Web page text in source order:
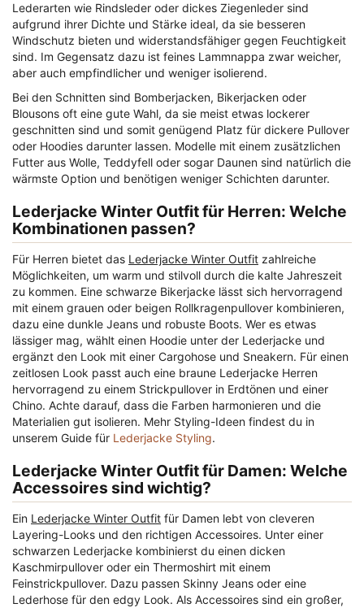
Lederarten wie Rindsleder oder dickes Ziegenleder sind
aufgrund ihrer Dichte und Stärke ideal, da sie besseren
Windschutz bieten und widerstandsfähiger gegen Feuchtigkeit
sind. Im Gegensatz dazu ist feines Lammnappa zwar weicher,
aber auch empfindlicher und weniger isolierend.
Bei den Schnitten sind Bomberjacken, Bikerjacken oder
Blousons oft eine gute Wahl, da sie meist etwas lockerer
geschnitten sind und somit genügend Platz für dickere Pullover
oder Hoodies darunter lassen. Modelle mit einem zusätzlichen
Futter aus Wolle, Teddyfell oder sogar Daunen sind natürlich die
wärmste Option und benötigen weniger Schichten darunter.
Lederjacke Winter Outfit für Herren: Welche
Kombinationen passen?
Für Herren bietet das Lederjacke Winter Outfit zahlreiche
Möglichkeiten, um warm und stilvoll durch die kalte Jahreszeit
zu kommen. Eine schwarze Bikerjacke lässt sich hervorragend
mit einem grauen oder beigen Rollkragenpullover kombinieren,
dazu eine dunkle Jeans und robuste Boots. Wer es etwas
lässiger mag, wählt einen Hoodie unter der Lederjacke und
ergänzt den Look mit einer Cargohose und Sneakern. Für einen
zeitlosen Look passt auch eine braune Lederjacke Herren
hervorragend zu einem Strickpullover in Erdtönen und einer
Chino. Achte darauf, dass die Farben harmonieren und die
Materialien gut isolieren. Mehr Styling-Ideen findest du in
unserem Guide für Lederjacke Styling.
Lederjacke Winter Outfit für Damen: Welche
Accessoires sind wichtig?
Ein Lederjacke Winter Outfit für Damen lebt von cleveren
Layering-Looks und den richtigen Accessoires. Unter einer
schwarzen Lederjacke kombinierst du einen dicken
Kaschmirpullover oder ein Thermoshirt mit einem
Feinstrickpullover. Dazu passen Skinny Jeans oder eine
Lederhose für den edgy Look. Als Accessoires sind ein großer,